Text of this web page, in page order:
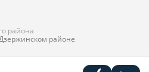
района
районе